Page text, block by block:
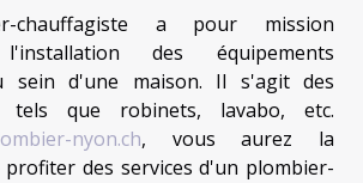
chauffagiste a pour mission
des équipements
sein d'une maison. Il s'agit des
tels que robinets, lavabo, etc.
nyon.ch, vous aurez la
profiter des services d'un plombier-